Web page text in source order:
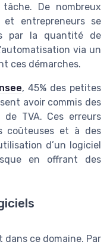
De nombreux
et entrepreneurs se
par la quantité de
via un
ces démarches.
, 45% des petites
avoir commis des
TVA. Ces erreurs
coûteuses et à des
d’un logiciel
en offrant des
dans ce domaine. Par